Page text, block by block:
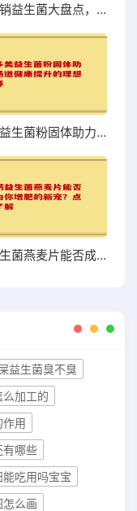
超市热销益生菌大盘点，哪些值得你关注和尝试？
艾多美益生菌粉固体助力肠道健康提升的理想选择
高钙益生菌燕麦片能否成为你增肥的新宠？点击了解
益生菌臭不臭
么加工的
作用
有哪些
吃用吗宝宝
怎么画